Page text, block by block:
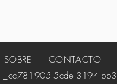
SOBRE CONTACTO
5cde-3194-